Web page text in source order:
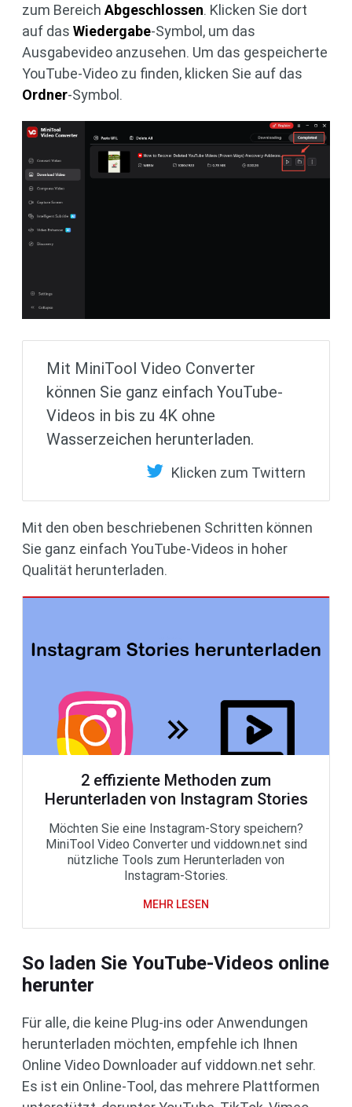
zum Bereich Abgeschlossen. Klicken Sie dort
auf das Wiedergabe-Symbol, um das
Ausgabevideo anzusehen. Um das gespeicherte
YouTube-Video zu finden, klicken Sie auf das
Ordner-Symbol.
Mit MiniTool Video Converter
können Sie ganz einfach YouTube-
Videos in bis zu 4K ohne
Wasserzeichen herunterladen.
Klicken zum Twittern
Mit den oben beschriebenen Schritten können
Sie ganz einfach YouTube-Videos in hoher
Qualität herunterladen.
2 effiziente Methoden zum
Herunterladen von Instagram Stories
Möchten Sie eine Instagram-Story speichern?
MiniTool Video Converter und viddown.net sind
nützliche Tools zum Herunterladen von
Instagram-Stories.
MEHR LESEN
So laden Sie YouTube-Videos online
herunter
Für alle, die keine Plug-ins oder Anwendungen
herunterladen möchten, empfehle ich Ihnen
Online Video Downloader auf viddown.net sehr.
Es ist ein Online-Tool, das mehrere Plattformen